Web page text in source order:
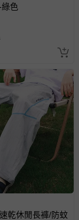
提出），如為
處理，若非瑕疵
詢該筆訂單，
關退貨問題，請
依序為您處理
，而該訂單保
贈品亦需一併退
七天鑑賞期/猶
逾期（例如生鮮
色
乾休閒長褲/防蚊